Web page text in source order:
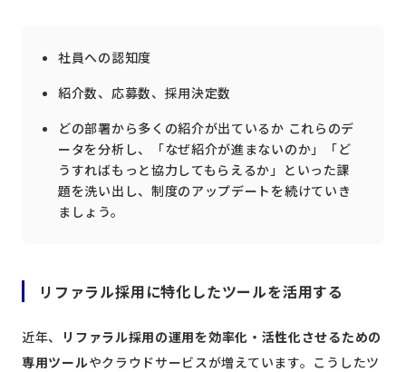
社員への認知度
紹介数、応募数、採用決定数
どの部署から多くの紹介が出ているか これらのデ
ータを分析し、「なぜ紹介が進まないのか」「ど
うすればもっと協力してもらえるか」といった課
題を洗い出し、制度のアップデートを続けていき
ましょう。
リファラル採用に特化したツールを活用する
近年、
リファラル採用の運用を効率化・活性化させるための
専用ツールやクラウドサービスが増えています。こうしたツ